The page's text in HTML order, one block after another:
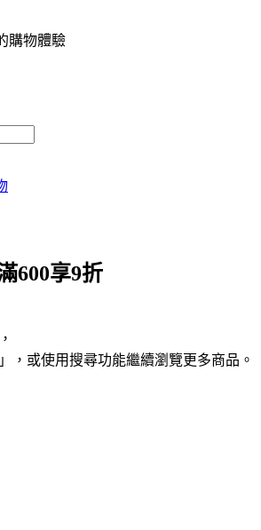
購物體驗
600享9折
，或使用搜尋功能繼續瀏覽更多商品。